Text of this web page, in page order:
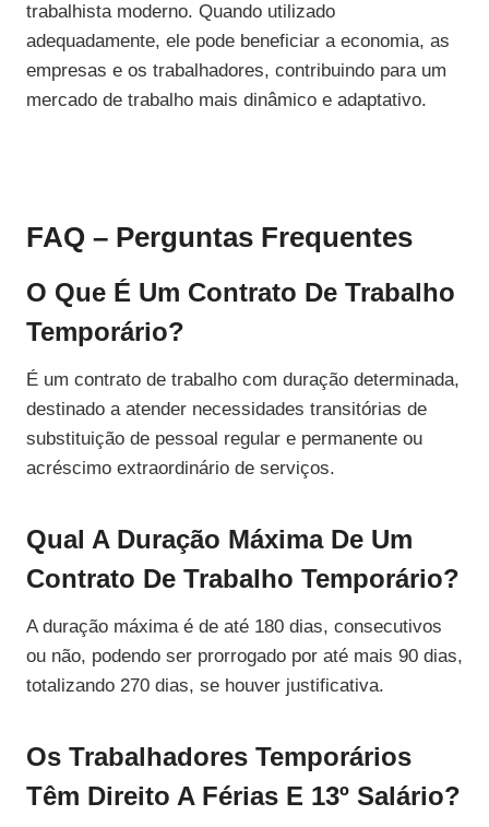
trabalhista moderno. Quando utilizado
adequadamente, ele pode beneficiar a economia, as
empresas e os trabalhadores, contribuindo para um
mercado de trabalho mais dinâmico e adaptativo.
FAQ – Perguntas Frequentes
O Que É Um Contrato De Trabalho
Temporário?
É um contrato de trabalho com duração determinada,
destinado a atender necessidades transitórias de
substituição de pessoal regular e permanente ou
acréscimo extraordinário de serviços.
Qual A Duração Máxima De Um
Contrato De Trabalho Temporário?
A duração máxima é de até 180 dias, consecutivos
ou não, podendo ser prorrogado por até mais 90 dias,
totalizando 270 dias, se houver justificativa.
Os Trabalhadores Temporários
Têm Direito A Férias E 13º Salário?